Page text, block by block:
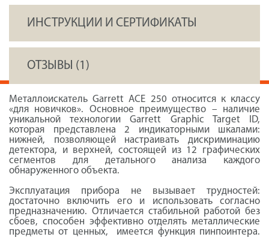
ИНСТРУКЦИИ И СЕРТИФИКАТЫ
ОТЗЫВЫ (1)
Металлоискатель Garrett ACE 250 относится к классу
«для новичков». Основное преимущество – наличие
уникальной технологии Garrett Graphic Target ID,
которая представлена 2 индикаторными шкалами:
нижней, позволяющей настраивать дискриминацию
детектора, и верхней, состоящей из 12 графических
сегментов для детального анализа каждого
обнаруженного объекта.
Эксплуатация прибора не вызывает трудностей:
достаточно включить его и использовать согласно
предназначению. Отличается стабильной работой без
сбоев, способен эффективно отделять металлические
предметы от ценных, имеется функция пинпоинтера.